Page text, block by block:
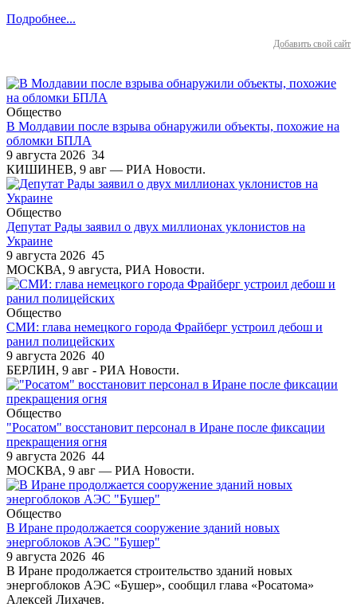
Подробнее...
Добавить свой сайт
Общество
В Молдавии после взрыва обнаружили объекты, похожие на
обломки БПЛА
9 августа 2026 34
КИШИНЕВ, 9 авг — РИА Новости.
Общество
Депутат Рады заявил о двух миллионах уклонистов на
Украине
9 августа 2026 45
МОСКВА, 9 августа, РИА Новости.
Общество
СМИ: глава немецкого города Фрайберг устроил дебош и
ранил полицейских
9 августа 2026 40
БЕРЛИН, 9 авг - РИА Новости.
Общество
"Росатом" восстановит персонал в Иране после фиксации
прекращения огня
9 августа 2026 44
МОСКВА, 9 авг — РИА Новости.
Общество
В Иране продолжается сооружение зданий новых
энергоблоков АЭС "Бушер"
9 августа 2026 46
В Иране продолжается строительство зданий новых
энергоблоков АЭС «Бушер», сообщил глава «Росатома»
Алексей Лихачев.